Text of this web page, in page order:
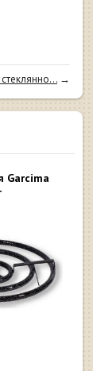
→
Garcima